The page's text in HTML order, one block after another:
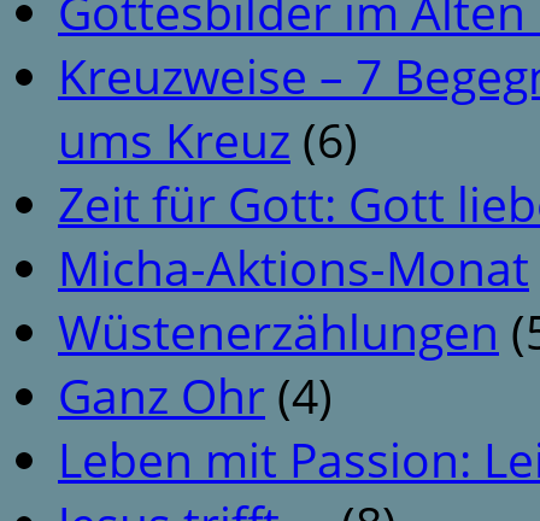
Kreuzweise – 7
ums Kreuz (6)
Zeit für Gott: Gott
Micha-Aktions-Monat
Wüstenerzählungen
Ganz Ohr (4)
Leben mit Passion: